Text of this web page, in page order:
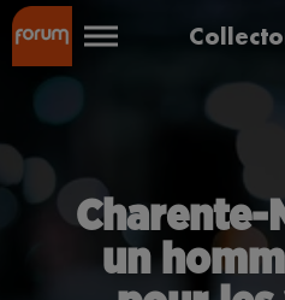
Charente-
un